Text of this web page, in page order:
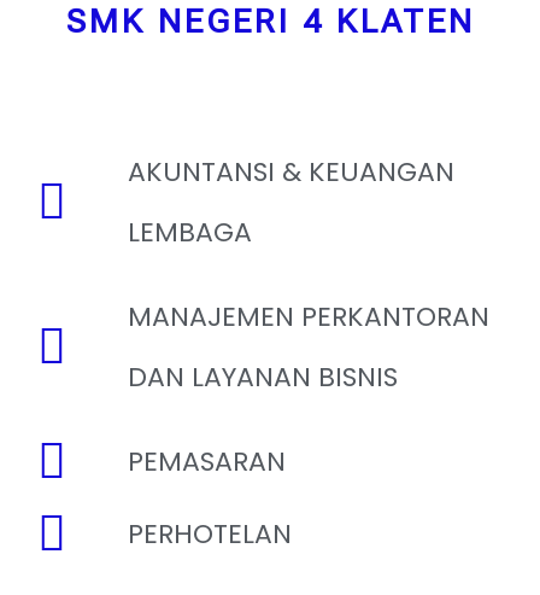
SMK NEGERI 4 KLATEN
AKUNTANSI & KEUANGAN
LEMBAGA
MANAJEMEN PERKANTORAN
DAN LAYANAN BISNIS
PEMASARAN
PERHOTELAN